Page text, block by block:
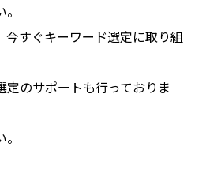
すぐキーワード選定に取り組
のサポートも行っておりま